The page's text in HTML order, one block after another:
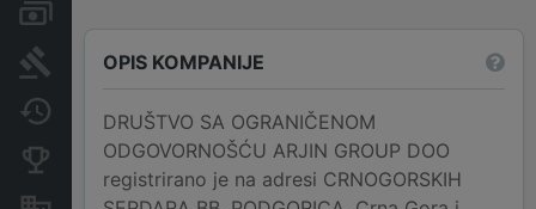
Arhiva sudskih objava
Promjene
Konkurentne kompanije
OPIS KOMPANIJE
DRUŠTVO SA OGRANIČENOM
ODGOVORNOŠĆU ARJIN GROUP DOO
registrirano je na adresi CRNOGORSKIH